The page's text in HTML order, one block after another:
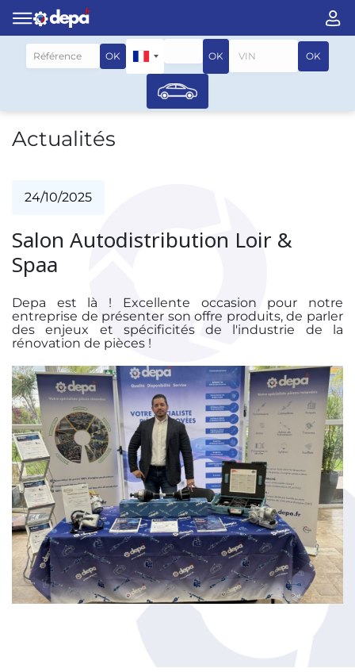
OK OK OK
Rechercher par véhicule
Actualités
24/10/2025
Salon Autodistribution Loir &
Spaa
Depa est là ! Excellente occasion pour notre
entreprise de présenter son offre produits, de parler
des enjeux et spécificités de l'industrie de la
rénovation de pièces !